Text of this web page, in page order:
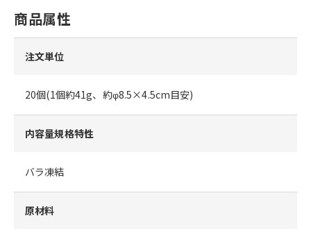
商品属性
注文単位
20個(1個約41g、約φ8.5×4.5cm目安)
内容量規格特性
バラ凍結
原材料